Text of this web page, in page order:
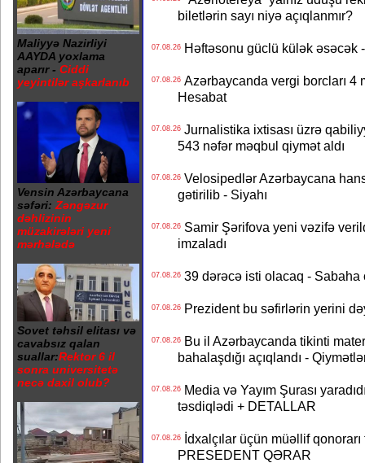
Maliyyə Nazirliyi
AAYDA yoxlama
aparır - Ciddi
yeyintilər aşkarlanıb
Vensin Azərbaycana
səfəri: Zəngəzur
dəhlizinin
müzakirələri yeni
mərhələdə
Sovet təhsil elitası və
cavabsız qalan
suallar:Rektor 6 il
sonra universitetə
necə daxil olub?
biletlərin sayı niyə açıqlanmır?
07.08.26Həftəsonu güclü külək əsəcək
07.08.26Azərbaycanda vergi borcları 4
Hesabat
07.08.26Jurnalistika ixtisası üzrə
543 nəfər məqbul qiymət aldı
07.08.26Velosipedlər Azərbaycana
gətirilib - Siyahı
07.08.26Samir Şərifova yeni vəzifə
imzaladı
07.08.2639 dərəcə isti olacaq - Sabaha
07.08.26Prezident bu səfirlərin yerini
07.08.26Bu il Azərbaycanda tikinti
bahalaşdığı açıqlandı -
07.08.26Media və Yayım Şurası
təsdiqlədi + DETALLAR
07.08.26İdxalçılar üçün müəllif
PRESEDENT QƏRAR